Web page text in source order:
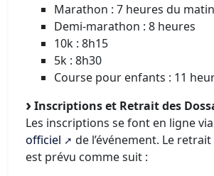
Marathon : 7 heures du matin
Demi-marathon : 8 heures
10k : 8h15
5k : 8h30
Course pour enfants : 11
Inscriptions et Retrait des
Les inscriptions se font en ligne via
officiel
de l’événement. Le
est prévu comme suit :​